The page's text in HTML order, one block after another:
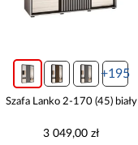
+195
Szafa Lanko 2-170 (45) biały
3 049,00 zł